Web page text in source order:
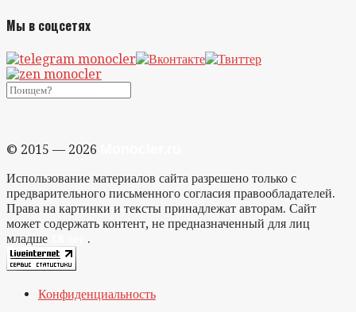
Мы в соцсетях
© 2015 — 2026
Использование материалов сайта разрешено только с
предварительного письменного согласия правообладателей.
Права на картинки и тексты принадлежат авторам. Сайт
может содержать контент, не предназначенный для лиц
младше
.
Конфиденциальность